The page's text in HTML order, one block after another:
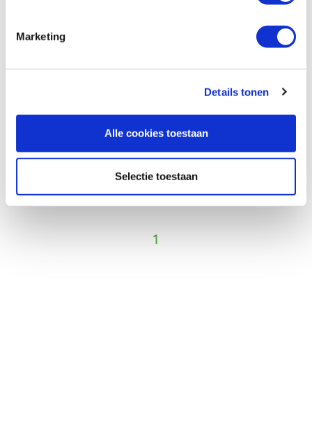
Marketing
Details tonen
Alle cookies toestaan
Selectie toestaan
€ 29,25 incl. btw
1